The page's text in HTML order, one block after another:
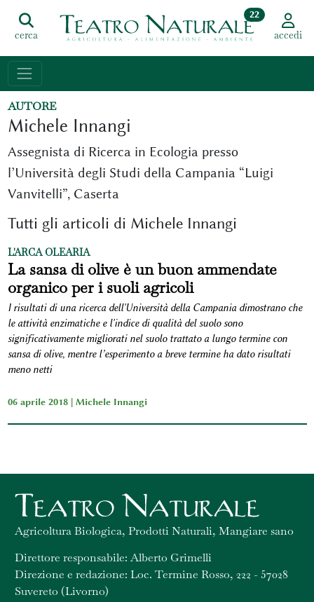
cerca
22
accedi
AUTORE
Michele Innangi
Assegnista di Ricerca in Ecologia presso
l’Università degli Studi della Campania “Luigi
Vanvitelli”, Caserta
Tutti gli articoli di Michele Innangi
L'ARCA OLEARIA
La sansa di olive è un buon ammendate
organico per i suoli agricoli
I risultati di una ricerca dell'Università della Campania dimostrano che
le attività enzimatiche e l'indice di qualità del suolo sono
significativamente migliorati nel suolo trattato a lungo termine con
sansa di olive, mentre l’esperimento a breve termine ha dato risultati
meno netti
06 aprile 2018 | Michele Innangi
Agricoltura Biologica, Prodotti Naturali, Mangiare sano
Direttore responsabile: Alberto Grimelli
Direzione e redazione: Loc. Termine Rosso, 222 - 57028
Suvereto (Livorno)